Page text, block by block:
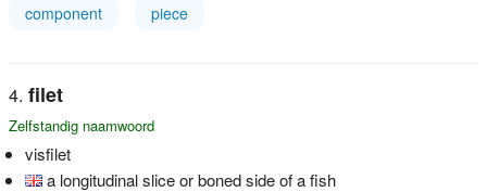
component piece
filet
Zelfstandig naamwoord
visfilet
a longitudinal slice or boned side of a fish